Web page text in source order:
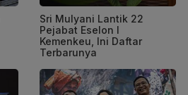
Sri Mulyani Lantik 22
Pejabat Eselon I
Kemenkeu, Ini Daftar
Terbarunya